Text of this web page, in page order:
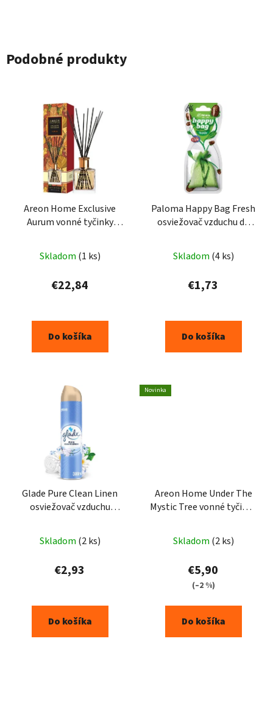
Podobné produkty
Areon Home Exclusive
Aurum vonné tyčinky
Skladom (1 ks)
€22,84
Do košíka
Paloma Happy Bag Fresh
osviežovač vzduchu do
Skladom (4 ks)
€1,73
Do košíka
Glade Pure Clean Linen
osviežovač vzduchu
Skladom (2 ks)
€2,93
Do košíka
Novinka
Areon Home Under The
Mystic Tree vonné tyčinky
Skladom (2 ks)
€5,90
(–2 %)
Do košíka